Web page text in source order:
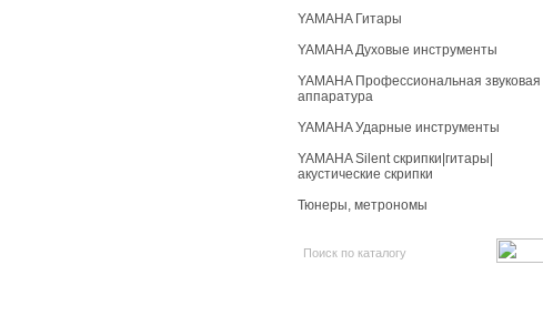
YAMAHA Гитары
YAMAHA Духовые инструменты
YAMAHA Профессиональная звуковая
аппаратура
YAMAHA Ударные инструменты
YAMAHA Silent скрипки|гитары|
акустические скрипки
Тюнеры, метрономы